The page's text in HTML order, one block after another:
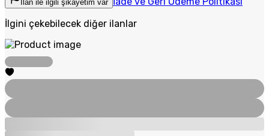
İlan ile ilgili şikayetim var
İlgini çekebilecek diğer ilanlar